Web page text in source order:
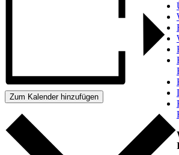
Zum Kalender hinzufügen